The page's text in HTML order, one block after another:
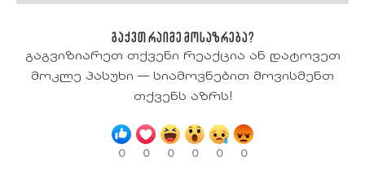
გაქვთ რაიმე მოსაზრება?
გაგვიზიარეთ თქვენი რეაქცია ან დატოვეთ
მოკლე პასუხი — სიამოვნებით მოვისმენთ
თქვენს აზრს!
0 0 0 0 0 0